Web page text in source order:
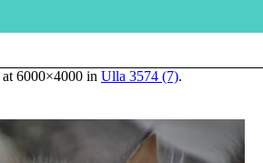
at 6000×4000 in Ulla 3574 (7).